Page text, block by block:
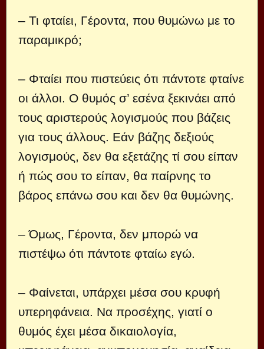
– Τι φταίει, Γέροντα, που θυμώνω με το
παραμικρό;
– Φταίει που πιστεύεις ότι πάντοτε φταίνε
οι άλλοι. Ο θυμός σ’ εσένα ξεκινάει από
τους αριστερούς λογισμούς που βάζεις
για τους άλλους. Εάν βάζης δεξιούς
λογισμούς, δεν θα εξετάζης τί σου είπαν
ή πώς σου το είπαν, θα παίρνης το
βάρος επάνω σου και δεν θα θυμώνης.
– Όμως, Γέροντα, δεν μπορώ να
πιστέψω ότι πάντοτε φταίω εγώ.
– Φαίνεται, υπάρχει μέσα σου κρυφή
υπερηφάνεια. Να προσέχης, γιατί ο
θυμός έχει μέσα δικαιολογία,